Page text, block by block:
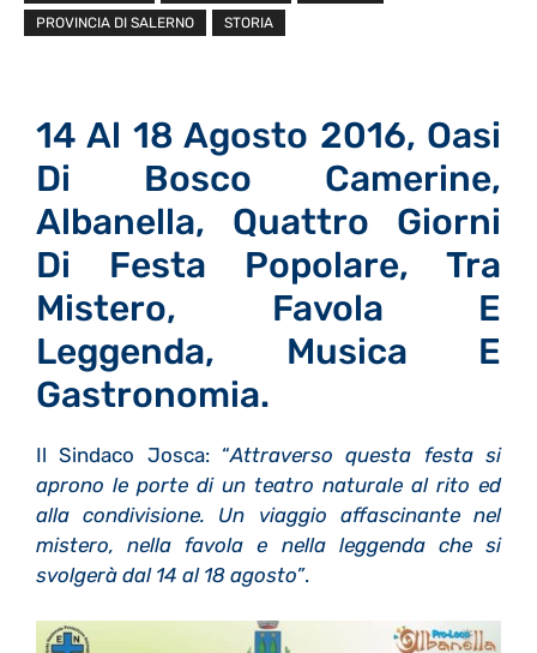
PROVINCIA DI SALERNO
STORIA
14 Al 18 Agosto 2016, Oasi
Di Bosco Camerine,
Albanella, Quattro Giorni
Di Festa Popolare, Tra
Mistero, Favola E
Leggenda, Musica E
Gastronomia.
Il Sindaco Josca: “Attraverso questa festa si
aprono le porte di un teatro naturale al rito ed
alla condivisione. Un viaggio affascinante nel
mistero, nella favola e nella leggenda che si
svolgerà dal 14 al 18 agosto”.